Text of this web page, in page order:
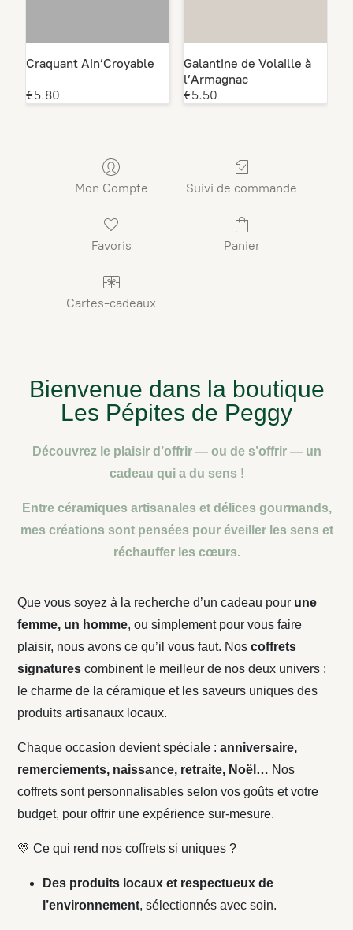
Craquant Ain’Croyable
€5.80
Galantine de Volaille à
l’Armagnac
€5.50
Mon Compte Suivi de commande
Favoris Panier
Cartes-cadeaux
Bienvenue dans la boutique
Les Pépites de Peggy
Découvrez le plaisir d’offrir — ou de s’offrir — un
cadeau qui a du sens !
Entre céramiques artisanales et délices gourmands,
mes créations sont pensées pour éveiller les sens et
réchauffer les cœurs.
Que vous soyez à la recherche d’un cadeau pour une
femme, un homme, ou simplement pour vous faire
plaisir, nous avons ce qu’il vous faut. Nos coffrets
signatures combinent le meilleur de nos deux univers :
le charme de la céramique et les saveurs uniques des
produits artisanaux locaux.
Chaque occasion devient spéciale : anniversaire,
remerciements, naissance, retraite, Noël… Nos
coffrets sont personnalisables selon vos goûts et votre
budget, pour offrir une expérience sur-mesure.
💛 Ce qui rend nos coffrets si uniques ?
Des produits locaux et respectueux de
l’environnement, sélectionnés avec soin.